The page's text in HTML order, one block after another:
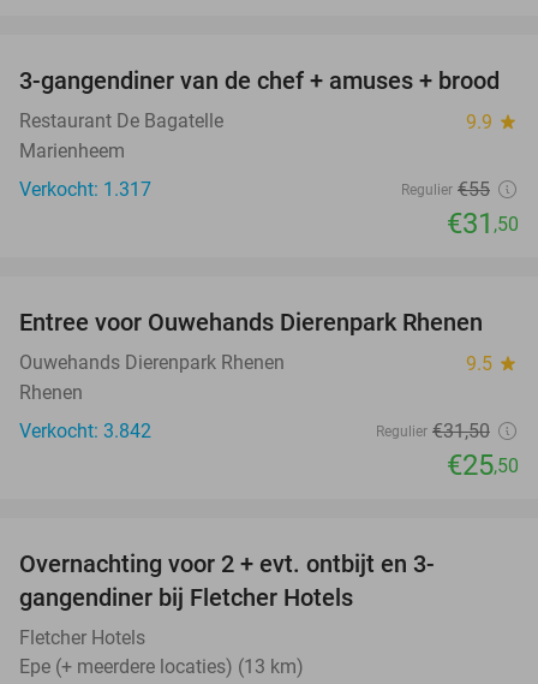
43%
3-gangendiner van de chef + amuses + brood
Restaurant De Bagatelle 9.9 star
Marienheem
Verkocht: 1.317
Regulier €55
€31 ,50
19%
Entree voor Ouwehands Dierenpark Rhenen
Ouwehands Dierenpark Rhenen 9.5 star
Rhenen
Verkocht: 3.842
Regulier €31,50
€25,50
Overnachting voor 2 + evt. ontbijt en 3-
gangendiner bij Fletcher Hotels
Fletcher Hotels
Epe (+ meerdere locaties) (13 km)